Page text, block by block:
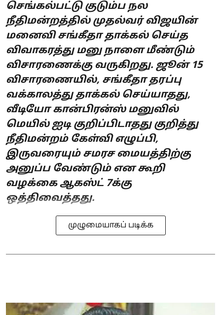
செங்கல்பட்டு குடும்ப நல
நீதிமன்றத்தில் முதல்வர் விஜயின்
மனைவி சங்கீதா தாக்கல் செய்த
விவாகரத்து மனு நாளை மீண்டும்
விசாரணைக்கு வருகிறது. ஜூன் 15
விசாரணையில், சங்கீதா தரப்பு
வக்காலத்து தாக்கல் செய்யாதது,
வீடியோ கான்பிரன்ஸ் மனுவில்
மெயில் ஐடி குறிப்பிடாதது குறித்து
நீதிமன்றம் கேள்வி எழுப்பி,
இருவரையும் சமரச மையத்திற்கு
அனுப்ப வேண்டும் என கூறி
வழக்கை ஆகஸ்ட் 7க்கு
ஒத்திவைத்தது.
முழுமையாகப் படிக்க